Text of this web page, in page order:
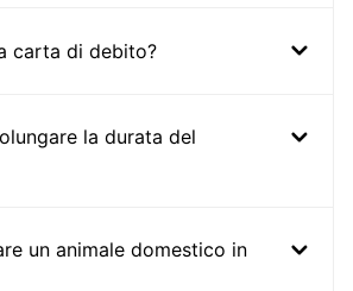
carta di debito?
la durata del
un animale domestico in